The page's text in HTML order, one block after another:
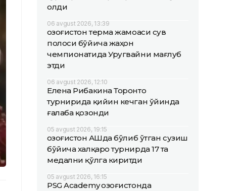
олди
06 avgust 2026, 13:39
Қозоғистон терма жамоаси сув
полоси бўйича жаҳон
чемпионатида Уругвайни мағлуб
этди
06 avgust 2026, 12:10
Елена Рибакина Торонто
турнирида қийин кечган ўйинда
ғалаба қозонди
05 avgust 2026, 19:15
Қозоғистон АҚШда бўлиб ўтган сузиш
бўйича халқаро турнирда 17 та
медални қўлга киритди
05 avgust 2026, 16:15
PSG Academy Қозоғистонда